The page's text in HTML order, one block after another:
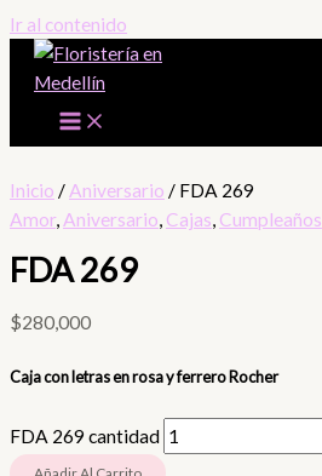
Ir al contenido
Inicio / Aniversario / FDA 269
Amor, Aniversario, Cajas, Cumpleaños
FDA 269
$280,000
Caja con letras en rosa y ferrero Rocher
FDA 269 cantidad